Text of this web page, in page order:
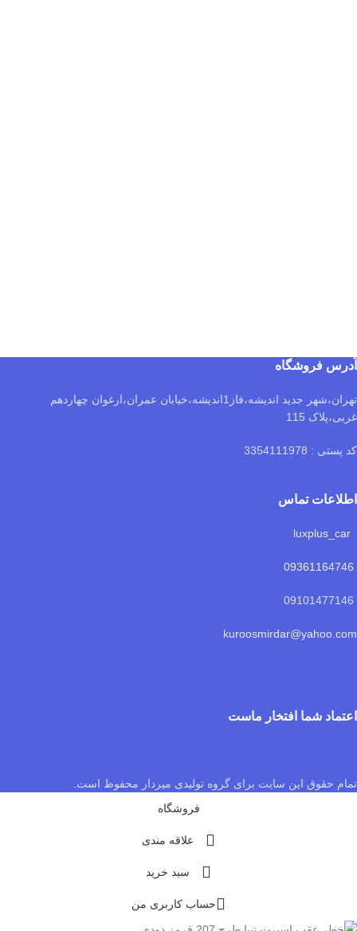
آدرس فروشگاه
تهران،شهر جدید اندیشه،فاز1اندیشه،خیابان عمران،ارغوان چهاردهم
غربی،پلاک 115
کد پستی : 3354111978
اطلاعات تماس
09361164746
kuroosmirdar@yahoo.com
اعتماد شما افتخار ماست
تمام حقوق این سایت برای گروه تولیدی میردار محفوظ است.
فروشگاه
علاقه مندی
سبد خرید
حساب کاربری من